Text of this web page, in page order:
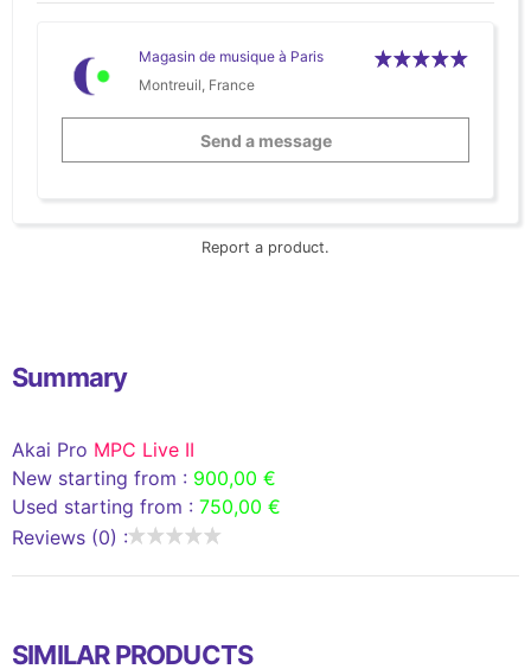
Magasin de musique à Paris
Montreuil, France
Send a message
Report a product.
Summary
Akai Pro MPC Live II
New starting from : 900,00 €
Used starting from : 750,00 €
Reviews (0) :
SIMILAR PRODUCTS